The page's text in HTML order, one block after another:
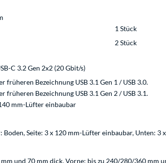
1 Stück
2 Stück
C 3.2 Gen 2x2 (20 Gbit/s)
früheren Bezeichnung USB 3.1 Gen 1 / USB 3.0.
früheren Bezeichnung USB 3.1 Gen 2 / USB 3.1.
mm-Lüfter einbaubar
Seite: 3 x 120 mm-Lüfter einbaubar, Unten:
mm und 70 mm dick, Vorne: bis zu 240/280/360 mm